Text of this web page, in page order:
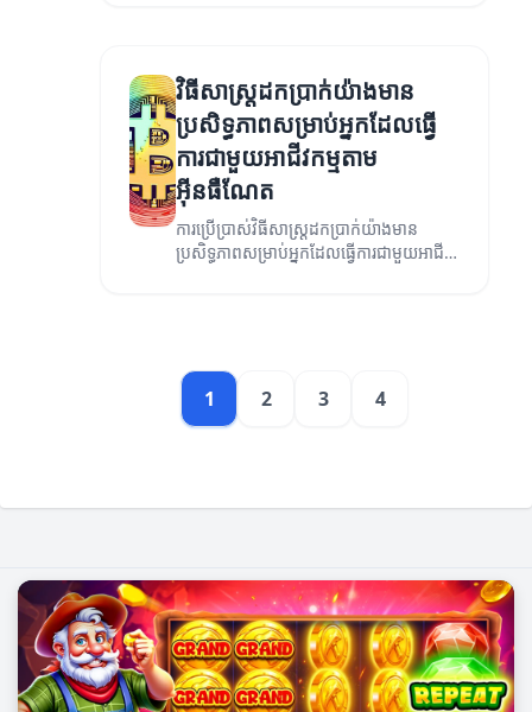
វិធីសាស្រ្តដកប្រាក់យ៉ាងមាន
ប្រសិទ្ធភាពសម្រាប់អ្នកដែលធ្វើ
ការជាមួយអាជីវកម្មតាម
អ៊ីនធឺណែត
ការប្រើប្រាស់វិធីសាស្រ្តដកប្រាក់យ៉ាងមាន
ប្រសិទ្ធភាពសម្រាប់អ្នកដែលធ្វើការជាមួយអាជីវ
1 2 3 4